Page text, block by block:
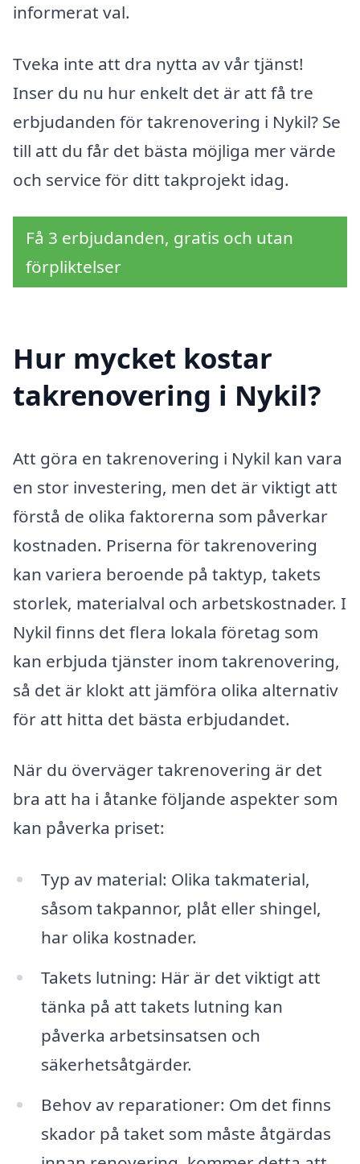
informerat val.
Tveka inte att dra nytta av vår tjänst!
Inser du nu hur enkelt det är att få tre
erbjudanden för takrenovering i Nykil? Se
till att du får det bästa möjliga mer värde
och service för ditt takprojekt idag.
Få 3 erbjudanden, gratis och utan
förpliktelser
Hur mycket kostar
takrenovering i Nykil?
Att göra en takrenovering i Nykil kan vara
en stor investering, men det är viktigt att
förstå de olika faktorerna som påverkar
kostnaden. Priserna för takrenovering
kan variera beroende på taktyp, takets
storlek, materialval och arbetskostnader. I
Nykil finns det flera lokala företag som
kan erbjuda tjänster inom takrenovering,
så det är klokt att jämföra olika alternativ
för att hitta det bästa erbjudandet.
När du överväger takrenovering är det
bra att ha i åtanke följande aspekter som
kan påverka priset:
Typ av material: Olika takmaterial,
såsom takpannor, plåt eller shingel,
har olika kostnader.
Takets lutning: Här är det viktigt att
tänka på att takets lutning kan
påverka arbetsinsatsen och
säkerhetsåtgärder.
Behov av reparationer: Om det finns
skador på taket som måste åtgärdas